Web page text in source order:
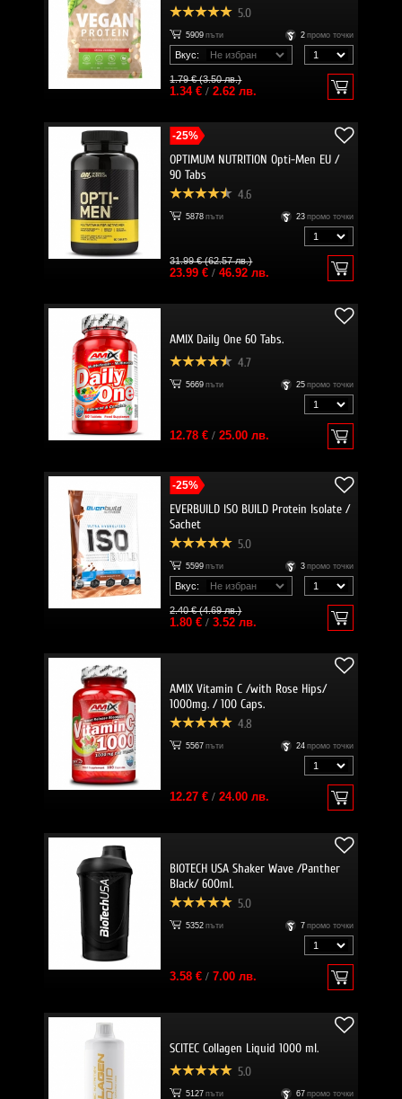
5.0
5909 пъти 2 промо точки
Вкус:
1.79 € (3.50 лв.)
1.34 €/ 2.62 лв.
-25%
OPTIMUM NUTRITION Opti-Men EU /
90 Tabs
4.6
5878 пъти 23 промо точки
31.99 € (62.57 лв.)
23.99 €/ 46.92 лв.
AMIX Daily One 60 Tabs.
4.7
5669 пъти 25 промо точки
12.78 €/ 25.00 лв.
-25%
EVERBUILD ISO BUILD Protein Isolate /
Sachet
5.0
5599 пъти 3 промо точки
Вкус:
2.40 € (4.69 лв.)
1.80 €/ 3.52 лв.
AMIX Vitamin C /with Rose Hips/
1000mg. / 100 Caps.
4.8
5567 пъти 24 промо точки
12.27 €/ 24.00 лв.
BIOTECH USA Shaker Wave /Panther
Black/ 600ml.
5.0
5352 пъти 7 промо точки
3.58 €/ 7.00 лв.
SCITEC Collagen Liquid 1000 ml.
5.0
5127 пъти 67 промо точки